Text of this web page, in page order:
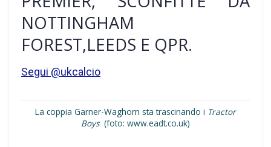
NOTTINGHAM
FOREST,LEEDS E QPR.
Segui @ukcalcio
La coppia Garner-Waghorn sta trascinando i Tractor
Boys(foto: www.eadt.co.uk)